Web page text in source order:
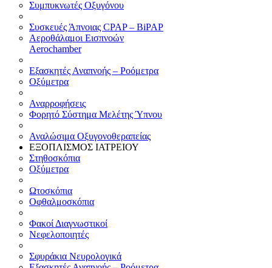
Συμπυκνωτές Οξυγόνου
Συσκευές Άπνοιας CPAP – BiPAP
Αεροθάλαμοι Εισπνοών
Aerochamber
Εξασκητές Αναπνοής – Ροόμετρα
Οξύμετρα
Αναρροφήσεις
Φορητό Σύστημα Μελέτης Ύπνου
Αναλώσιμα Οξυγονοθεραπείας
ΕΞΟΠΛΙΣΜΟΣ ΙΑΤΡΕΙΟΥ
Στηθοσκόπια
Οξύμετρα
Ωτοσκόπια
Οφθαλμοσκόπια
Φακοί Διαγνωστικοί
Νεφελοποιητές
Σφυράκια Νευρολογικά